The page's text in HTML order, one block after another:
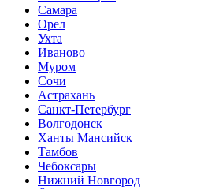
Самара
Орел
Ухта
Иваново
Муром
Сочи
Астрахань
Санкт-Петербург
Волгодонск
Ханты Мансийск
Тамбов
Чебоксары
Нижний Новгород